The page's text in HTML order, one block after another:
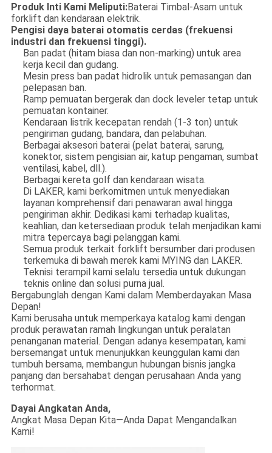
Produk Inti Kami Meliputi:Baterai Timbal-Asam untuk
forklift dan kendaraan elektrik.
Pengisi daya baterai otomatis cerdas (frekuensi
industri dan frekuensi tinggi).
Ban padat (hitam biasa dan non-marking) untuk area
kerja kecil dan gudang.
Mesin press ban padat hidrolik untuk pemasangan dan
pelepasan ban.
Ramp pemuatan bergerak dan dock leveler tetap untuk
pemuatan kontainer.
Kendaraan listrik kecepatan rendah (1-3 ton) untuk
pengiriman gudang, bandara, dan pelabuhan.
Berbagai aksesori baterai (pelat baterai, sarung,
konektor, sistem pengisian air, katup pengaman, sumbat
ventilasi, kabel, dll.).
Berbagai kereta golf dan kendaraan wisata.
Di LAKER, kami berkomitmen untuk menyediakan
layanan komprehensif dari penawaran awal hingga
pengiriman akhir. Dedikasi kami terhadap kualitas,
keahlian, dan ketersediaan produk telah menjadikan kami
mitra tepercaya bagi pelanggan kami.
Semua produk terkait forklift bersumber dari produsen
terkemuka di bawah merek kami MYING dan LAKER.
Teknisi terampil kami selalu tersedia untuk dukungan
teknis online dan solusi purna jual.
Bergabunglah dengan Kami dalam Memberdayakan Masa
Depan!
Kami berusaha untuk memperkaya katalog kami dengan
produk perawatan ramah lingkungan untuk peralatan
penanganan material. Dengan adanya kesempatan, kami
bersemangat untuk menunjukkan keunggulan kami dan
tumbuh bersama, membangun hubungan bisnis jangka
panjang dan bersahabat dengan perusahaan Anda yang
terhormat.
Dayai Angkatan Anda,
Angkat Masa Depan Kita—Anda Dapat Mengandalkan
Kami!